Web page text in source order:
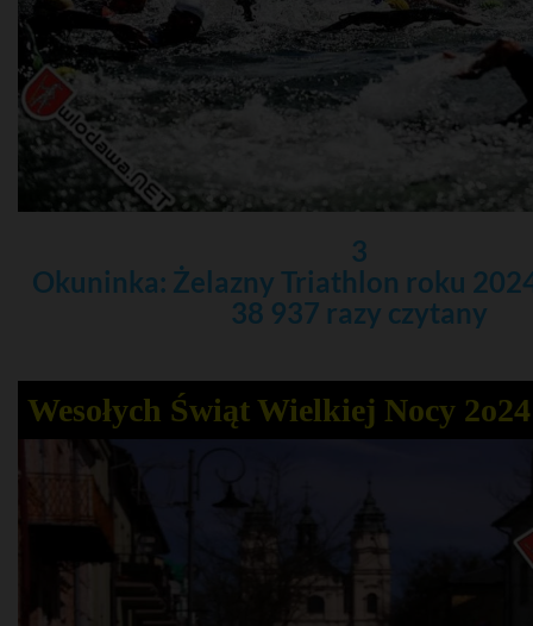
3
Okuninka: Żelazny Triathlon roku
38 937 razy czytany
Wesołych Świąt Wielkiej Nocy 2o24